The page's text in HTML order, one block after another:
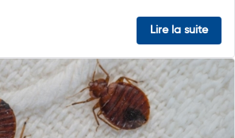
Lire la suite